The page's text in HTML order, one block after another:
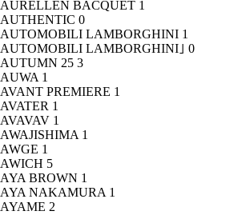
AURELLEN BACQUET 1
AUTHENTIC 0
AUTOMOBILI LAMBORGHINI 1
AUTOMOBILI LAMBORGHINI｣ 0
AUTUMN 25 3
AUWA 1
AVANT PREMIERE 1
AVATER 1
AVAVAV 1
AWAJISHIMA 1
AWGE 1
AWICH 5
AYA BROWN 1
AYA NAKAMURA 1
AYAME 2